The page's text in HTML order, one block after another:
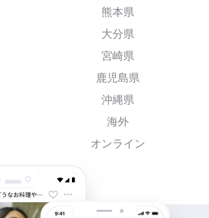
熊本県
大分県
宮崎県
鹿児島県
沖縄県
海外
オンライン